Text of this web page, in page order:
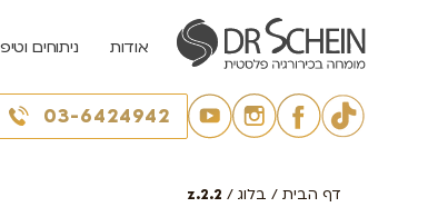
אודות ניתוחים
03-6424942
דף הבית / בלוג /
z.2.2